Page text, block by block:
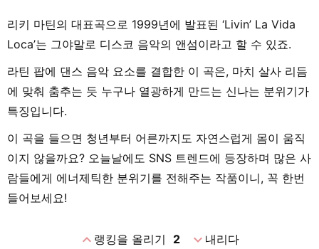
리키 마틴의 대표곡으로 1999년에 발표된 ‘Livin’ La Vida
Loca’는 그야말로 디스코 음악의 앤섬이라고 할 수 있죠.
라틴 팝에 댄스 음악 요소를 결합한 이 곡은, 마치 살사 리듬
에 맞춰 춤추는 듯 누구나 열광하게 만드는 신나는 분위기가
특징입니다.
이 곡을 들으면 청년부터 어른까지도 자연스럽게 몸이 움직
이지 않을까요? 오늘날에도 SNS 트렌드에 등장하며 많은 사
람들에게 에너제틱한 분위기를 전해주는 작품이니, 꼭 한번
들어보세요!
expand_less랭킹을 올리기 2 expand_more내리다